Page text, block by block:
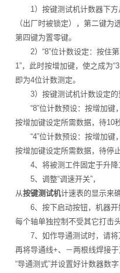
1）按键测试机计数器下方
（出厂时被锁定），第二键为
第四键为置零键。
2）“8”位计数设定：按住第
1”，此时按增加键，使之成为
即为4位计数测定。
3）按键测试机计数设定的
“8”位计数预设：按增加键
按增加键设定所需数据，待10
“4”位计数预设：按增加键
按增加键设定所需数据，待停
4、将被测工件固定于升降
5、调整“调速开关”，
从按键测试机计速表的显示来
6、按下启动按钮，机器开
每个轴单独控制不受其它打击
7、如作导通测试时，请将
再将导通线+、－两根线焊接
“导通测式”并设置好计数器数